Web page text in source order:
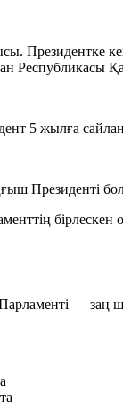
Президентке
Республикасы
5 жылға
Президенті
— заң